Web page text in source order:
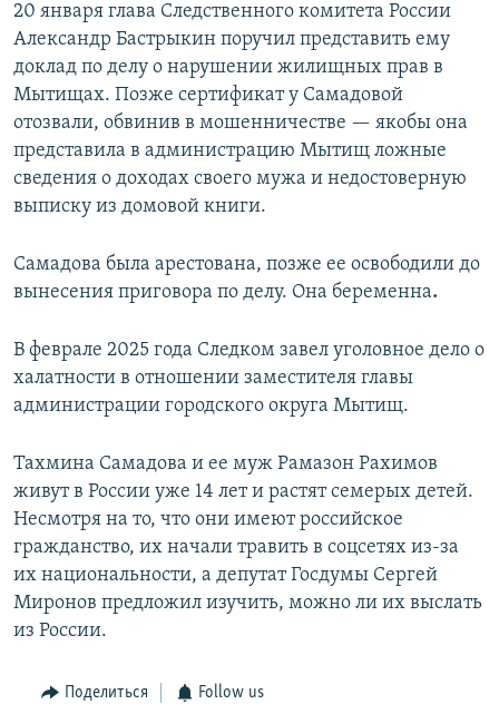
20 января глава Следственного комитета России
Александр Бастрыкин поручил представить ему
доклад по делу о нарушении жилищных прав в
Мытищах. Позже сертификат у Самадовой
отозвали, обвинив в мошенничестве — якобы она
представила в администрацию Мытищ ложные
сведения о доходах своего мужа и недостоверную
выписку из домовой книги.
Самадова была арестована, позже ее освободили до
вынесения приговора по делу. Она беременна.
В феврале 2025 года Следком завел уголовное дело о
халатности в отношении заместителя главы
администрации городского округа Мытищ.
Тахмина Самадова и ее муж Рамазон Рахимов
живут в России уже 14 лет и растят семерых детей.
Несмотря на то, что они имеют российское
гражданство, их начали травить в соцсетях из-за
их национальности, а депутат Госдумы Сергей
Миронов предложил изучить, можно ли их выслать
из России.
Поделиться Follow us